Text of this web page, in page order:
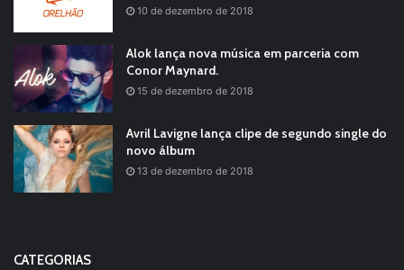
10 de dezembro de 2018
Alok lança nova música em parceria com
Conor Maynard.
15 de dezembro de 2018
Avril Lavigne lança clipe de segundo single do
novo álbum
13 de dezembro de 2018
CATEGORIAS